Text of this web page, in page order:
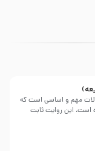
مهم و اساسی است که
است، این روایت ثابت